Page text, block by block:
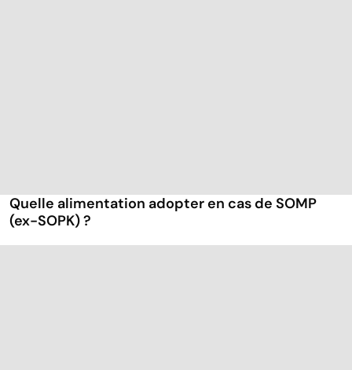
Quelle alimentation adopter en cas de SOMP
(ex-SOPK) ?